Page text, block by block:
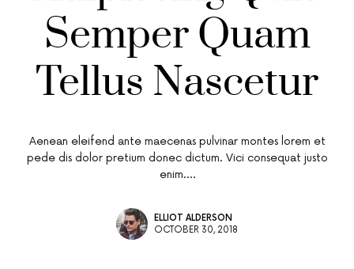
Semper Quam
Tellus Nascetur
Aenean eleifend ante maecenas pulvinar montes lorem et
pede dis dolor pretium donec dictum. Vici consequat justo
enim.…
ELLIOT ALDERSON
OCTOBER 30, 2018